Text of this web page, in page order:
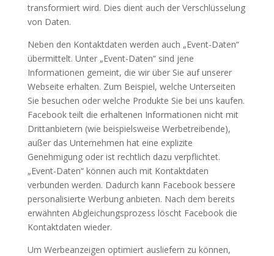
transformiert wird. Dies dient auch der Verschlüsselung
von Daten.
Neben den Kontaktdaten werden auch „Event-Daten“
übermittelt. Unter „Event-Daten“ sind jene
Informationen gemeint, die wir über Sie auf unserer
Webseite erhalten. Zum Beispiel, welche Unterseiten
Sie besuchen oder welche Produkte Sie bei uns kaufen.
Facebook teilt die erhaltenen Informationen nicht mit
Drittanbietern (wie beispielsweise Werbetreibende),
außer das Unternehmen hat eine explizite
Genehmigung oder ist rechtlich dazu verpflichtet.
„Event-Daten“ können auch mit Kontaktdaten
verbunden werden. Dadurch kann Facebook bessere
personalisierte Werbung anbieten. Nach dem bereits
erwähnten Abgleichungsprozess löscht Facebook die
Kontaktdaten wieder.
Um Werbeanzeigen optimiert ausliefern zu können,